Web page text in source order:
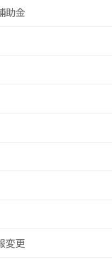
助金
変更